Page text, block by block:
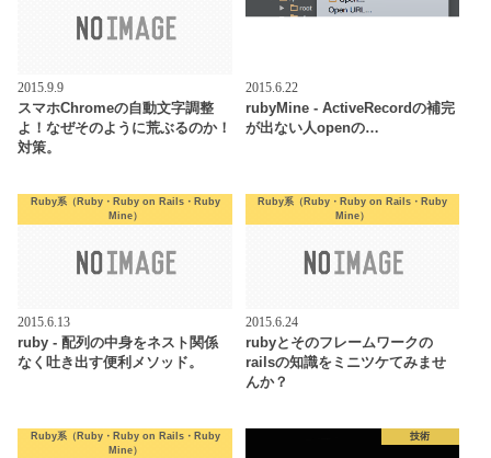
2015.9.9
スマホChromeの自動文字調整
よ！なぜそのように荒ぶるのか！
対策。
2015.6.22
rubyMine - ActiveRecordの補完
が出ない人openの…
Ruby系（Ruby・Ruby on Rails・Ruby
Mine）
2015.6.13
ruby - 配列の中身をネスト関係
なく吐き出す便利メソッド。
Ruby系（Ruby・Ruby on Rails・Ruby
Mine）
2015.6.24
rubyとそのフレームワークの
railsの知識をミニツケてみませ
んか？
Ruby系（Ruby・Ruby on Rails・Ruby
Mine）
技術